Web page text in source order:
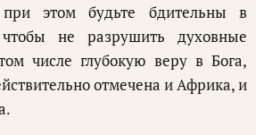
этом будьте бдительны в
не разрушить духовные
числе глубокую веру в Бога,
отмечена и Африка, и